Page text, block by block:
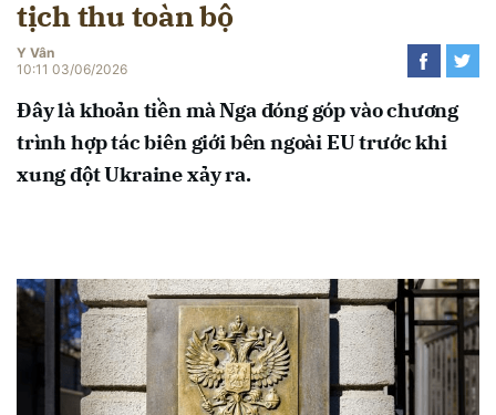
tịch thu toàn bộ
Y Vân
10:11 03/06/2026
Đây là khoản tiền mà Nga đóng góp vào chương
trình hợp tác biên giới bên ngoài EU trước khi
xung đột Ukraine xảy ra.